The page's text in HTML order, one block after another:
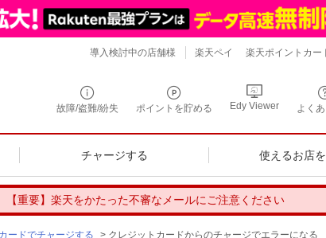
故障/盗難/紛失 ポイントを貯める Edy Viewer よく
チャージする 使えるお店
導入検討中の店舗様 楽天ペイ 楽天ポイントカー
【重要】楽天をかたった不審なメールにご注意ください
ードでチャージする > クレジットカードからのチャージでエラーになる